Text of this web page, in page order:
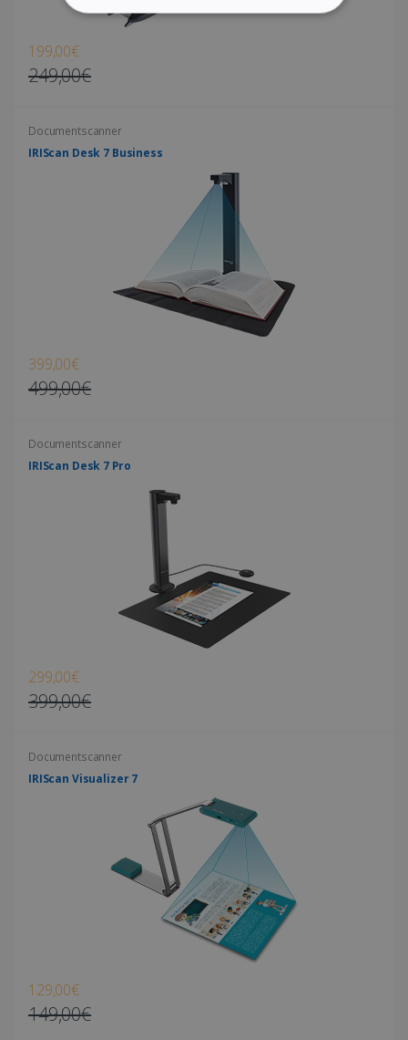
199,00€
249,00€
Documentscanner
IRIScan Desk 7 Business
399,00€
499,00€
Documentscanner
IRIScan Desk 7 Pro
299,00€
399,00€
Documentscanner
IRIScan Visualizer 7
129,00€
149,00€
STRIKT NOODZAKELIJK
Strikt noodzakelijk
Functioneel
Strikt noodzakelijke cookies maken de
kernfunctionaliteiten van de website mogelijk,
zoals gebruikersaanmelding en
accountbeheer. De website kan niet goed
worden gebruikt zonder de strikt
noodzakelijke cookies.
Aanbieder /
LanguageID www.irislink.com
Google Privacy Policy